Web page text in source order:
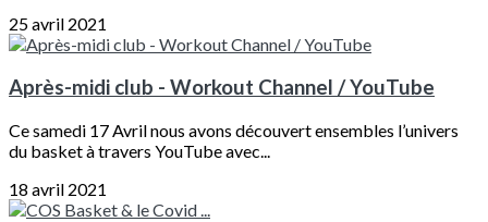
25 avril 2021
Après-midi club - Workout Channel / YouTube
Ce samedi 17 Avril nous avons découvert ensembles l’univers
du basket à travers YouTube avec...
18 avril 2021